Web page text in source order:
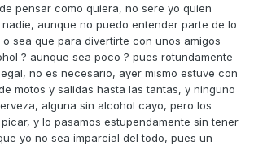
pensar como quiera, no sere yo quien
aunque no puedo entender parte de lo
sea que para divertirte con unos amigos
? aunque sea poco ? pues rotundamente
no es necesario, ayer mismo estuve con
motos y salidas hasta las tantas, y ninguno
alguna sin alcohol cayo, pero los
y lo pasamos estupendamente sin tener
yo no sea imparcial del todo, pues un